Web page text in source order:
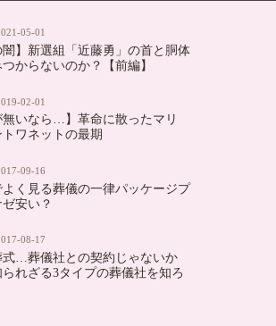
05-01
闇】新選組「近藤勇」の首と胴体
からないのか？【前編】
02-01
無いなら…】革命に散ったマリ
ワネットの最期
09-16
よく見る葬儀の一律パッケージプ
安い？
08-17
式…葬儀社との契約じゃないか
られざる3タイプの葬儀社を知ろ